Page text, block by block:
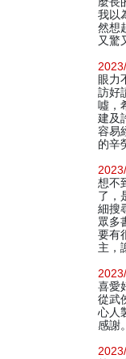
我以
然想
又驚
眼力
訪好
噓，
建及
容易
的辛
想不
了，
細搜
眾多
要有
主，
喜愛
從武
心人
感謝。